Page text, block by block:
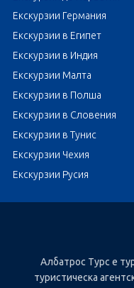
Екскурзии Германия
Екскурзии в Египет
Екскурзии в Индия
Екскурзии Малта
Екскурзии в Полша
Екскурзии в Словения
Екскурзии в Тунис
Екскурзии Чехия
Екскурзии Русия
Албатрос Турс е
туристическа